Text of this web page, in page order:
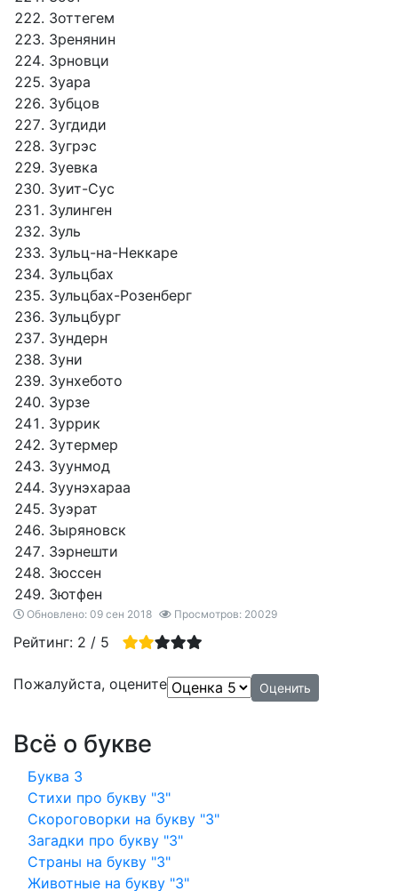
Зоттегем
Зренянин
Зрновци
Зуара
Зубцов
Зугдиди
Зугрэс
Зуевка
Зуит-Сус
Зулинген
Зуль
Зульц-на-Неккаре
Зульцбах
Зульцбах-Розенберг
Зульцбург
Зундерн
Зуни
Зунхебото
Зурзе
Зуррик
Зутермер
Зуунмод
Зуунэхараа
Зуэрат
Зыряновск
Зэрнешти
Зюссен
Зютфен
Обновлено: 09 сен 2018 Просмотров: 20029
Рейтинг: 2 / 5
Пожалуйста, оцените
Всё о букве
Буква З
Стихи про букву "З"
Скороговорки на букву "З"
Загадки про букву "З"
Страны на букву "З"
Животные на букву "З"